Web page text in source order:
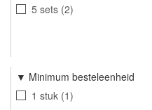
5 sets 2
Minimum besteleenheid
1 stuk 1